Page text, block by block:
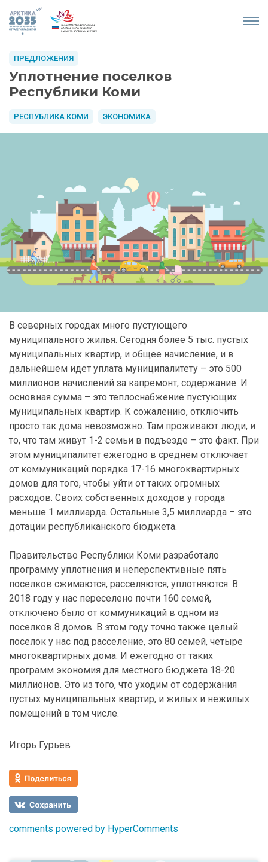
Уплотнение поселков
Республики Коми
РЕСПУБЛИКА КОМИ ЭКОНОМИКА
ПРЕДЛОЖЕНИЯ
В северных городах много пустующего
муниципального жилья. Сегодня более 5 тыс. пустых
муниципальных квартир, и общее начисление, и в
дальнейшем идет уплата муниципалитету – это 500
миллионов начислений за капремонт, содержание. И
основная сумма – это теплоснабжение пустующих
муниципальных квартир. К сожалению, отключить
просто так дома невозможно. Там проживают люди, и
то, что там живут 1-2 семьи в подъезде – это факт. При
этом муниципалитет ежегодно в среднем отключает
от коммуникаций порядка 17-16 многоквартирных
домов для того, чтобы уйти от таких огромных
расходов. Своих собственных доходов у города
меньше 1 миллиарда. Остальные 3,5 миллиарда – это
дотации республиканского бюджета.
Правительство Республики Коми разработало
программу уплотнения и неперспективные пять
поселков сжимаются, расселяются, уплотняются. В
2018 году у нас переселено почти 160 семей,
отключено было от коммуникаций в одном из
поселков 8 домов. В этом году точно также целый
поселок у нас под расселение, это 80 семей, четыре
многоквартирных дома. И ежегодно от таких
программ экономия для местного бюджета 18-20
миллионов. Это из того, что уходим от содержания
пустых муниципальных квартир, и жилых и нежилых
помещений в том числе.
Игорь Гурьев
comments powered by HyperComments